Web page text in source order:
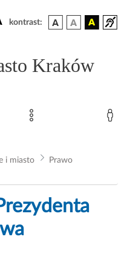
kontrast:
Kraków
i miasto
Prawo